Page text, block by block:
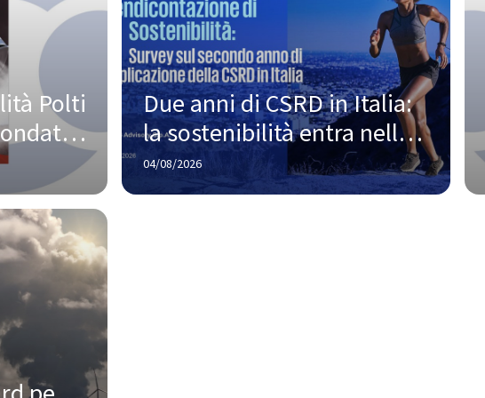
Polti
Due anni di CSRD in Italia:
la sostenibilità entra nella
strategia, ma la strada
verso la piena maturità è
04/08/2026